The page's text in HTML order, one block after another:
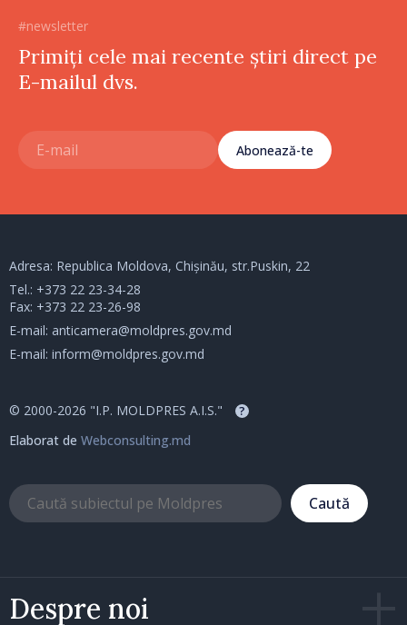
#newsletter
Primiți cele mai recente știri direct pe
E-mailul dvs.
Abonează-te
Despre noi
Adresa: Republica Moldova, Chișinău, str.Puskin, 22
Tel.: +373 22 23-34-28
Fax: +373 22 23-26-98
E-mail: anticamera@moldpres.gov.md
E-mail: inform@moldpres.gov.md
© 2000-2026 "I.P. MOLDPRES A.I.S." ?
Elaborat de Webconsulting.md
Caută